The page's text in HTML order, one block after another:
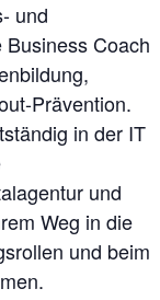
und
Coach
Prävention.
in der IT
und
Weg in die
und beim